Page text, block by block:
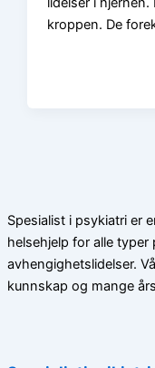
kroppen. De
Spesialist i psykiatri er
helsehjelp for alle typer
avhengighetslidelser.
kunnskap og mange